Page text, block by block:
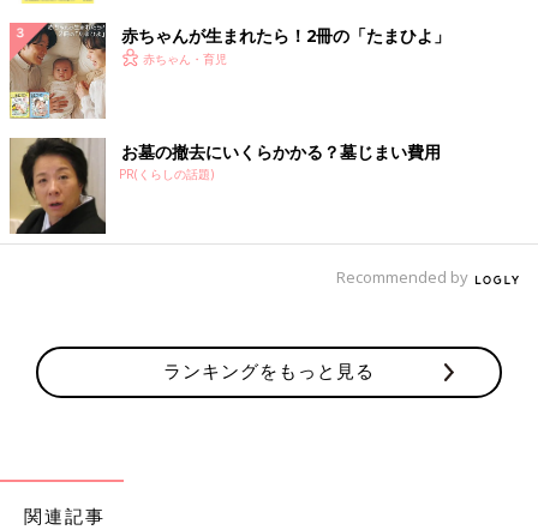
赤ちゃんが生まれたら！2冊の「たまひよ」
赤ちゃん・育児
お墓の撤去にいくらかかる？墓じまい費用
PR(くらしの話題)
Recommended by
ランキングをもっと見る
関連記事